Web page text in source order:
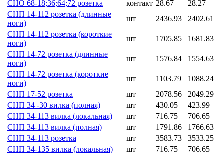
СНО 68-18;36;64;72 розетка
контакт 28.67
28.27
СНП 14-112 розетка (длинные
ноги)
шт 2436.93
2402.61
СНП 14-112 розетка (короткие
ноги)
шт 1705.85
1681.83
СНП 14-72 розетка (длинные
ноги)
шт 1576.84
1554.63
СНП 14-72 розетка (короткие
ноги)
шт 1103.79
1088.24
СНП 17-52 розетка
шт 2078.56
2049.29
СНП 34 -30 вилка (полная)
шт 430.05
423.99
СНП 34-113 вилка (локальная)
шт 716.75
706.65
СНП 34-113 вилка (полная)
шт 1791.86
1766.63
СНП 34-113 розетка
шт 3583.73
3533.25
СНП 34-135 вилка (локальная)
шт 716.75
706.65